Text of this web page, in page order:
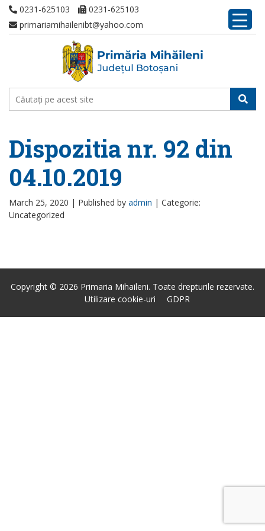
0231-625103
0231-625103
primariamihailenibt@yahoo.com
Dispozitia nr. 92 din
04.10.2019
March 25, 2020 | Published by admin | Categorie:
Uncategorized
Copyright © 2026 Primaria Mihaileni. Toate drepturile rezervate.
Utilizare cookie-uri
GDPR